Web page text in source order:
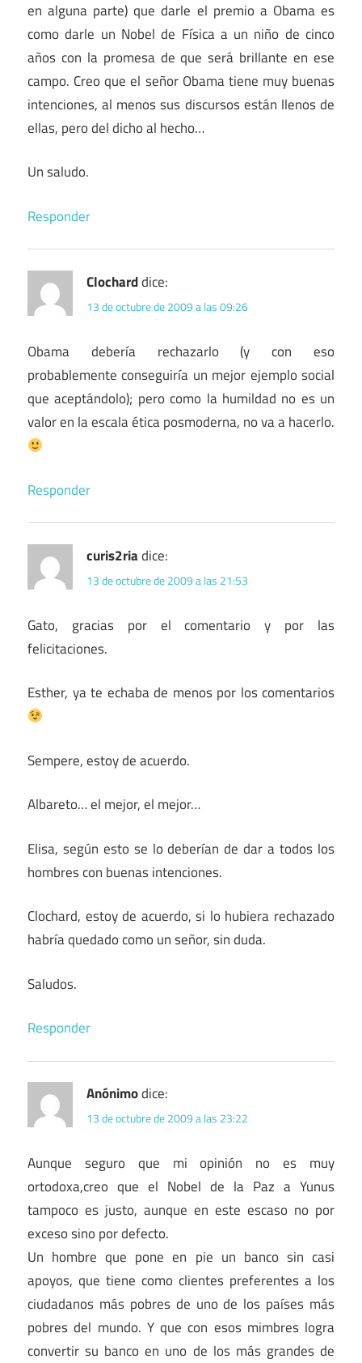
en alguna parte) que darle el premio a Obama es
como darle un Nobel de Física a un niño de cinco
años con la promesa de que será brillante en ese
campo. Creo que el señor Obama tiene muy buenas
intenciones, al menos sus discursos están llenos de
ellas, pero del dicho al hecho…
Un saludo.
Responder
Clocharddice:
13 de octubre de 2009 a las 09:26
Obama debería rechazarlo (y con eso
probablemente conseguiría un mejor ejemplo social
que aceptándolo); pero como la humildad no es un
valor en la escala ética posmoderna, no va a hacerlo.
Responder
curis2riadice:
13 de octubre de 2009 a las 21:53
Gato, gracias por el comentario y por las
felicitaciones.
Esther, ya te echaba de menos por los comentarios
Sempere, estoy de acuerdo.
Albareto… el mejor, el mejor…
Elisa, según esto se lo deberían de dar a todos los
hombres con buenas intenciones.
Clochard, estoy de acuerdo, si lo hubiera rechazado
habría quedado como un señor, sin duda.
Saludos.
Responder
Anónimodice:
13 de octubre de 2009 a las 23:22
Aunque seguro que mi opinión no es muy
ortodoxa,creo que el Nobel de la Paz a Yunus
tampoco es justo, aunque en este escaso no por
exceso sino por defecto.
Un hombre que pone en pie un banco sin casi
apoyos, que tiene como clientes preferentes a los
ciudadanos más pobres de uno de los países más
pobres del mundo. Y que con esos mimbres logra
convertir su banco en uno de los más grandes de